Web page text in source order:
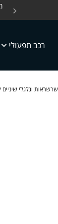
רכב תפעולי
שרשראות וגלגלי שיניים